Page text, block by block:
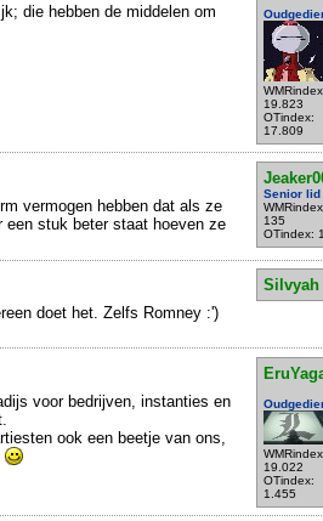
19.823
OTindex:
17.809
die hebben de middelen om
Senior lid
135
OTindex:
vermogen hebben dat als ze
een stuk beter staat hoeven ze
Silvyah
doet het. Zelfs Romney :')
19.022
OTindex:
1.455
voor bedrijven, instanties en
ook een beetje van ons,